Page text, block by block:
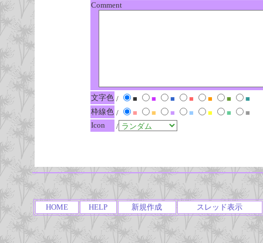
Comment
文字色 / ■ ■ ■ ■ ■ ■
■
枠線色 / ■ ■ ■ ■ ■ ■
■
Icon
/
HOME HELP 新規作成 スレッド表示